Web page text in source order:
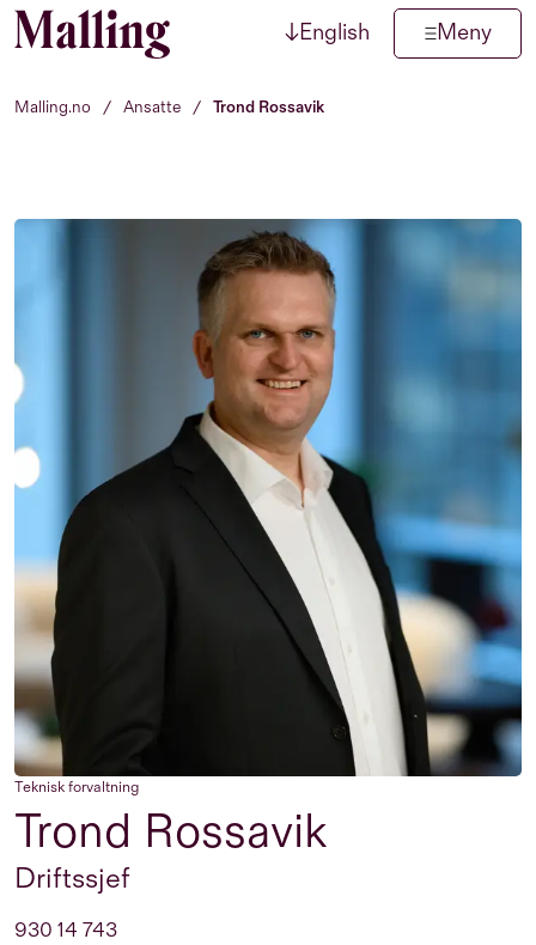
Hopp til innhold ↓English Meny
Malling.no / Ansatte / Trond Rossavik
Teknisk forvaltning
Trond Rossavik
Driftssjef
930 14 743